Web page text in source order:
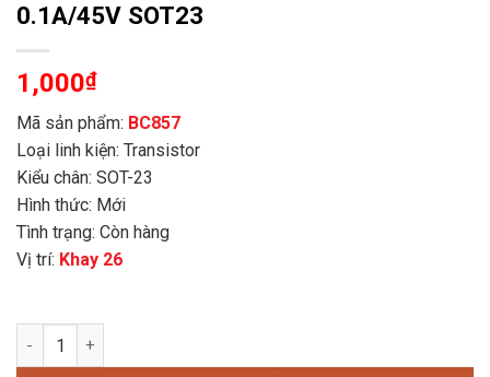
0.1A/45V SOT23
1,000₫
Mã sản phẩm: BC857
Loại linh kiện: Transistor
Kiểu chân: SOT-23
Hình thức: Mới
Tình trạng: Còn hàng
Vị trí: Khay 26
BC857 Kí hiệu 3G Transistor PNP 0.1A/45V